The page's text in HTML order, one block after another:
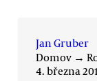
Jan Gruber
Domov →
4. března